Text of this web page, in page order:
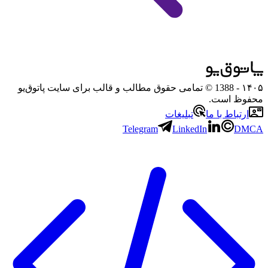
۱۴۰۵
- 1388 © تمامی حقوق مطالب و قالب برای سایت پاتوق‌یو
محفوظ است.
ارتباط با ما
تبلیغات
Telegram
LinkedIn DMCA